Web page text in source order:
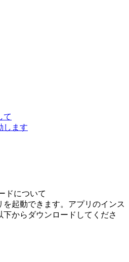
て
します
ドについて
起動できます。アプリのインス
下からダウンロードしてくださ